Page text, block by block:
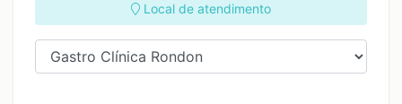
Local de atendimento